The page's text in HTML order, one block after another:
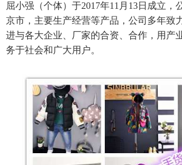
屈小强（个体）于2017年11月13日成立，
京市，主要生产经营等产品，公司多年致
进与各大企业、厂家的合资、合作，用产
务于社会和广大用户。